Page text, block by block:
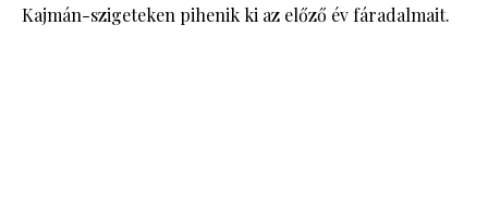
Kajmán-szigeteken pihenik ki az előző év fáradalmait.